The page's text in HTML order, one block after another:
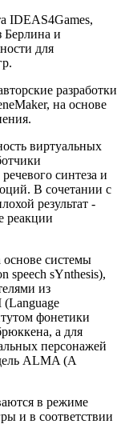
IDEAS4Games,
Берлина и
для
разработки
на основе
виртуальных
синтеза и
В сочетании с
результат -
реакции
основе системы
speech sYnthesis),
из
фонетики
а для
персонажей
ALMA (A
в режиме
и в соответствии